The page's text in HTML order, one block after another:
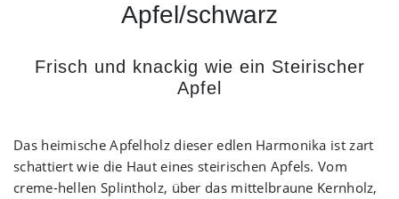
Apfel/schwarz
Frisch und knackig wie ein Steirischer
Apfel
Das heimische Apfelholz dieser edlen Harmonika ist zart
schattiert wie die Haut eines steirischen Apfels. Vom
creme-hellen Splintholz, über das mittelbraune Kernholz,